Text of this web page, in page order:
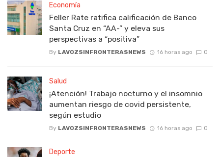
Economía
Feller Rate ratifica calificación de Banco
Santa Cruz en “AA-” y eleva sus
perspectivas a “positiva”
By LAVOZSINFRONTERASNEWS 16 horas ago 0
Salud
¡Atención! Trabajo nocturno y el insomnio
aumentan riesgo de covid persistente,
según estudio
By LAVOZSINFRONTERASNEWS 16 horas ago 0
Deporte